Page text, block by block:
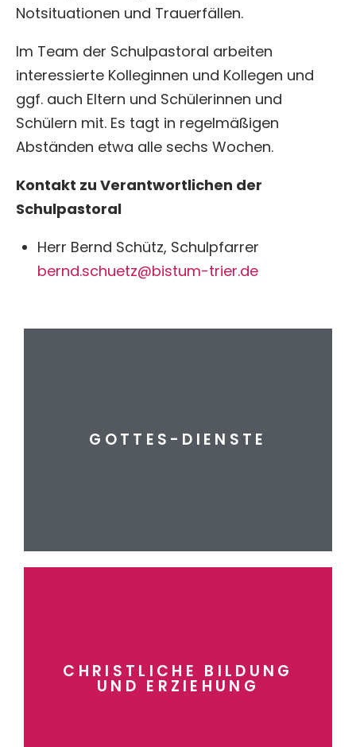
Notsituationen und Trauerfällen.
Im Team der Schulpastoral arbeiten
interessierte Kolleginnen und Kollegen und
ggf. auch Eltern und Schülerinnen und
Schülern mit. Es tagt in regelmäßigen
Abständen etwa alle sechs Wochen.
Kontakt zu Verantwortlichen der
Schulpastoral
Herr Bernd Schütz, Schulpfarrer
bernd.schuetz@bistum-trier.de
GOTTES-DIENSTE
CHRISTLICHE BILDUNG
UND ERZIEHUNG
UND ERZIEHUNG